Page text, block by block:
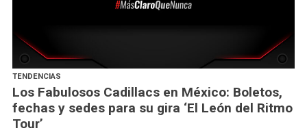
TENDENCIAS
Los Fabulosos Cadillacs en México: Boletos,
fechas y sedes para su gira ‘El León del Ritmo
Tour’